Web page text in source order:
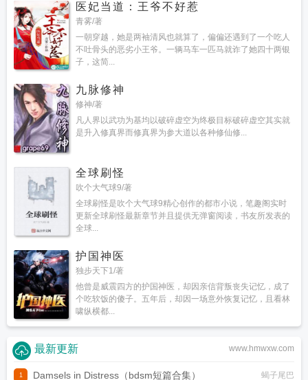
医妃当道：王爷不好惹
青雾/著
一朝穿越，她是两袖清风也就算了，偏偏还遇到了一个吃人
不吐骨头的恶劣小王爷。一辆马车一匹马就诈了她四十两银
子，这简...
九脉修神
修神/著
凡人界以武功为基均以破碎虚空为终极目标破碎虚空其实就
是升入修真界而修真界为参大道以各种修仙修...
全球刷怪
吹个大气球9/著
全球刷怪是吹个大气球9精心创作的都市小说，笔趣阁实时
更新全球刷怪最新章节并且提供无弹窗阅读，书友所发表的
全球...
护国神医
独步天下1/著
他曾是威震四方的护国神医，却因亲信背叛丧失记忆，成了
个吃软饭的傻子。五年后，却因一场意外恢复记忆，且看林
啸纵横都...
www.hmwxw.com
最新更新
1 Damsels in Distress（bdsm短篇合集） 蝎子尾巴